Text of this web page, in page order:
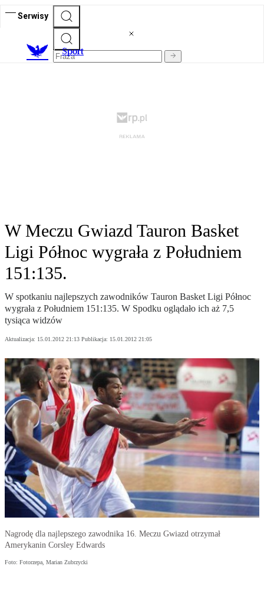
Serwisy
Sport
W Meczu Gwiazd Tauron Basket
Ligi Północ wygrała z Południem
151:135.
W spotkaniu najlepszych zawodników Tauron Basket Ligi Północ
wygrała z Południem 151:135. W Spodku oglądało ich aż 7,5
tysiąca widzów
Aktualizacja: 15.01.2012 21:13 Publikacja: 15.01.2012 21:05
Nagrodę dla najlepszego zawodnika 16. Meczu Gwiazd otrzymał
Amerykanin Corsley Edwards
Foto: Fotorzepa, Marian Zubrzycki